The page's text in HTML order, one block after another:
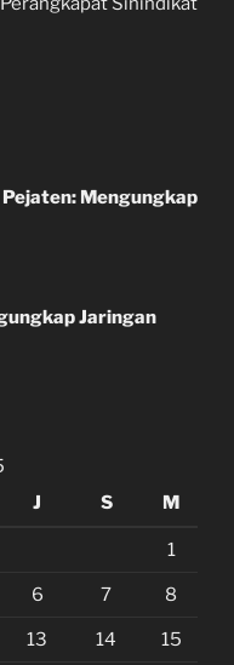
Pejaten: Mengungkap
Jaringan
J S M
1
6 7 8
13 14 15